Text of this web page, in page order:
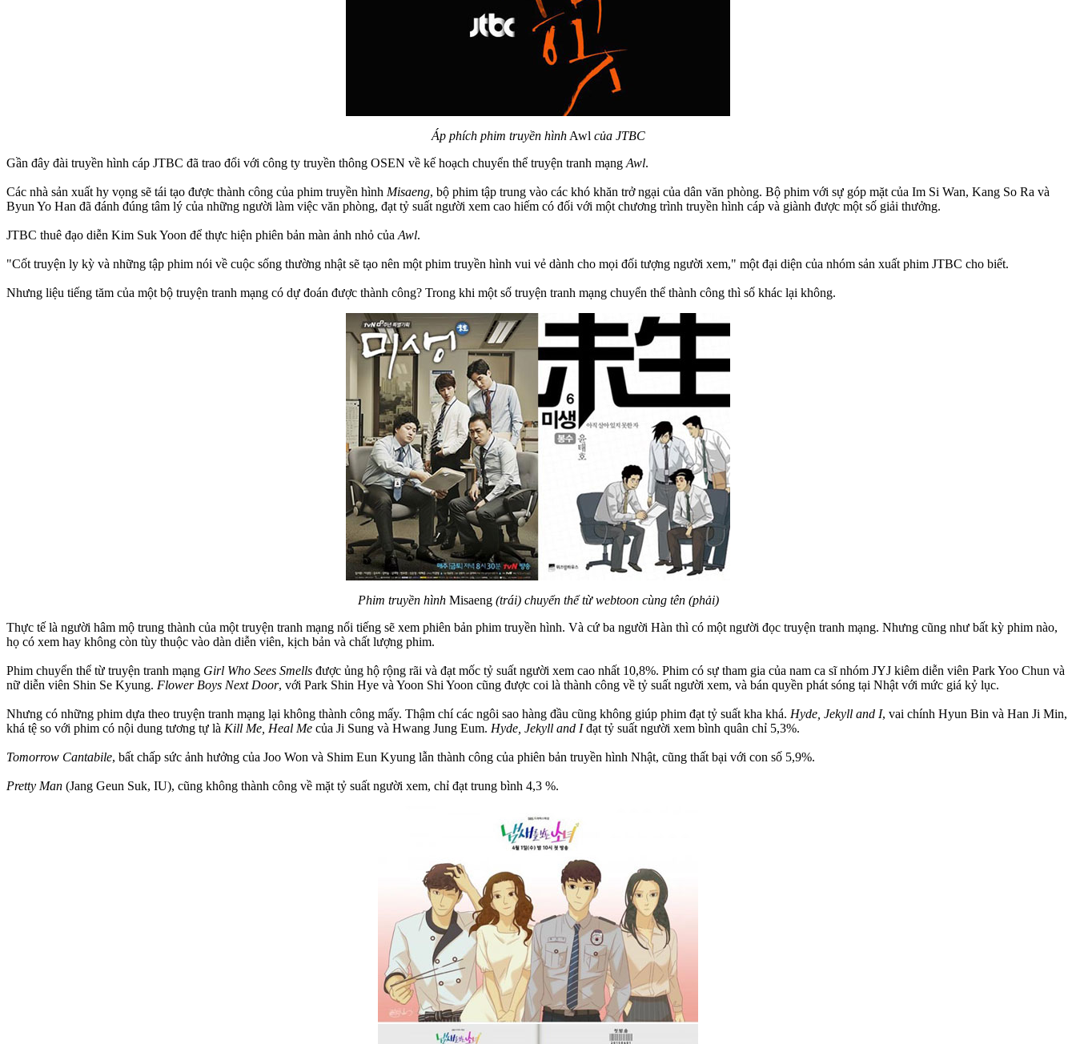
Áp phích phim truyền hìnhAwl của JTBC
Gần đây đài truyền hình cáp JTBC đã trao đổi với công ty truyền thông OSEN về kế hoạch chuyển thể truyện tranh mạng Awl.
Các nhà sản xuất hy vọng sẽ tái tạo được thành công của phim truyền hình Misaeng, bộ phim tập trung vào các khó khăn trở ngại của dân văn phòng. Bộ phim với sự góp mặt của Im Si Wan, Kang So Ra và
Byun Yo Han đã đánh đúng tâm lý của những người làm việc văn phòng, đạt tỷ suất người xem cao hiếm có đối với một chương trình truyền hình cáp và giành được một số giải thưởng.
JTBC thuê đạo diễn Kim Suk Yoon để thực hiện phiên bản màn ảnh nhỏ của Awl.
"Cốt truyện ly kỳ và những tập phim nói về cuộc sống thường nhật sẽ tạo nên một phim truyền hình vui vẻ dành cho mọi đối tượng người xem," một đại diện của nhóm sản xuất phim JTBC cho biết.
Nhưng liệu tiếng tăm của một bộ truyện tranh mạng có dự đoán được thành công? Trong khi một số truyện tranh mạng chuyển thể thành công thì số khác lại không.
Phim truyền hìnhMisaeng (trái) chuyển thể từ webtoon cùng tên (phải)
Thực tế là người hâm mộ trung thành của một truyện tranh mạng nổi tiếng sẽ xem phiên bản phim truyền hình. Và cứ ba người Hàn thì có một người đọc truyện tranh mạng. Nhưng cũng như bất kỳ phim nào,
họ có xem hay không còn tùy thuộc vào dàn diễn viên, kịch bản và chất lượng phim.
Phim chuyển thể từ truyện tranh mạng Girl Who Sees Smells được ủng hộ rộng rãi và đạt mốc tỷ suất người xem cao nhất 10,8%. Phim có sự tham gia của nam ca sĩ nhóm JYJ kiêm diễn viên Park Yoo Chun và
nữ diễn viên Shin Se Kyung. Flower Boys Next Door, với Park Shin Hye và Yoon Shi Yoon cũng được coi là thành công về tỷ suất người xem, và bán quyền phát sóng tại Nhật với mức giá kỷ lục.
Nhưng có những phim dựa theo truyện tranh mạng lại không thành công mấy. Thậm chí các ngôi sao hàng đầu cũng không giúp phim đạt tỷ suất kha khá. Hyde, Jekyll and I, vai chính Hyun Bin và Han Ji Min,
khá tệ so với phim có nội dung tương tự là Kill Me, Heal Me của Ji Sung và Hwang Jung Eum. Hyde, Jekyll and Iđạt tỷ suất người xem bình quân chỉ 5,3%.
Tomorrow Cantabile, bất chấp sức ảnh hưởng của Joo Won và Shim Eun Kyung lẫn thành công của phiên bản truyền hình Nhật, cũng thất bại với con số 5,9%.
Pretty Man (Jang Geun Suk, IU), cũng không thành công về mặt tỷ suất người xem, chỉ đạt trung bình 4,3 %.